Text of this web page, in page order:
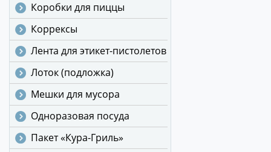
Коробки для пиццы
Коррексы
Лента для этикет-пистолетов
Лоток (подложка)
Мешки для мусора
Одноразовая посуда
Пакет «Кура-Гриль»